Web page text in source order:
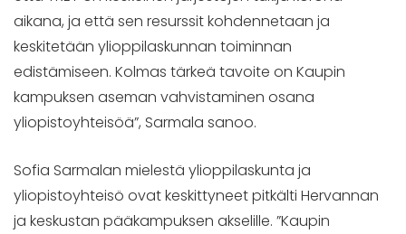
aikana, ja että sen resurssit kohdennetaan ja
keskitetään ylioppilaskunnan toiminnan
edistämiseen. Kolmas tärkeä tavoite on Kaupin
kampuksen aseman vahvistaminen osana
yliopistoyhteisöä”, Sarmala sanoo.
Sofia Sarmalan mielestä ylioppilaskunta ja
yliopistoyhteisö ovat keskittyneet pitkälti Hervannan
ja keskustan pääkampuksen akselille. ”Kaupin